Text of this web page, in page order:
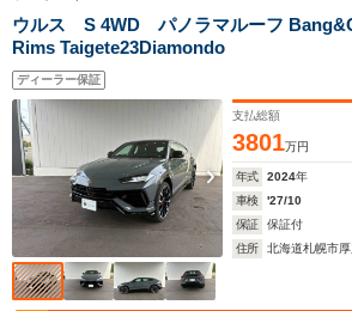
ッドランプ ウ
スルー アイドリ
ウルス S 4WD パノラマルーフ
Rims Taigete23Diamondo
ディーラー保証
支払総額
3801万円
年式 2024年
車検
'27/10
保証
保証付
住所
北海道札幌市